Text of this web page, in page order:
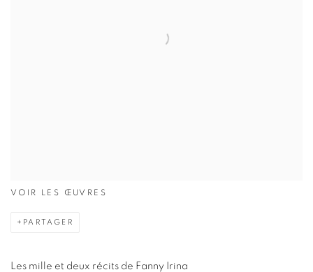
VOIR LES ŒUVRES
PARTAGER
Les mille et deux récits de Fanny Irina